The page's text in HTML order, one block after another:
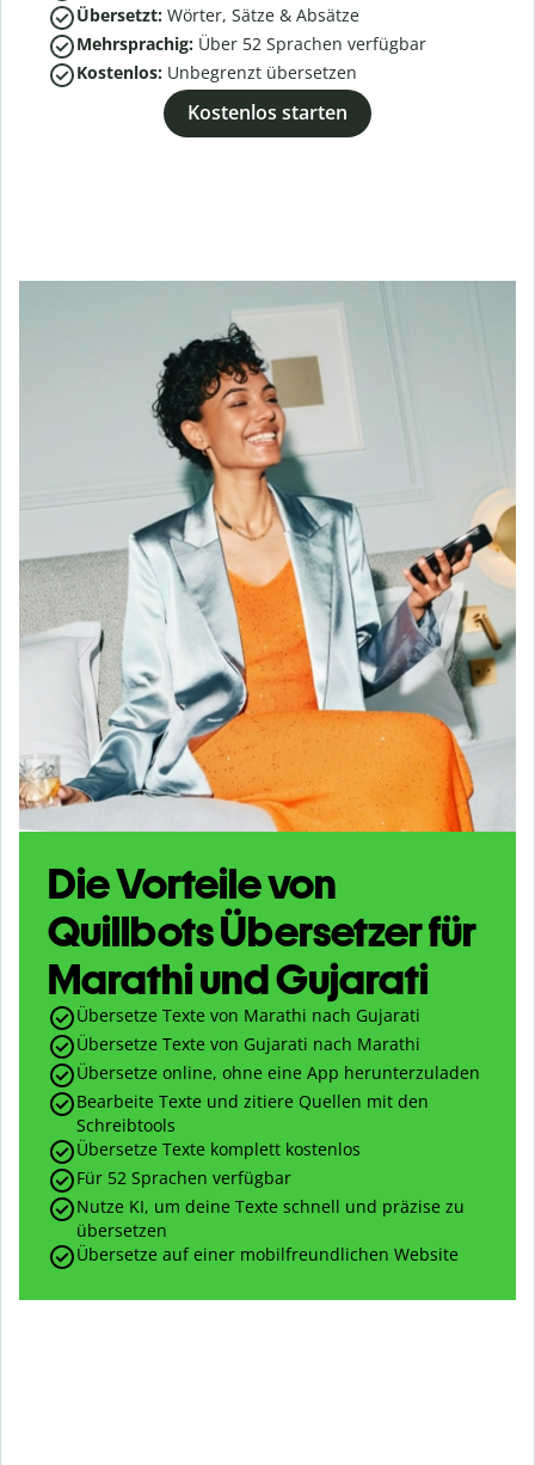
Übersetzt: Wörter, Sätze & Absätze
Mehrsprachig: Über 52 Sprachen verfügbar
Kostenlos: Unbegrenzt übersetzen
Kostenlos starten
Die Vorteile von
Quillbots Übersetzer für
Marathi und Gujarati
Übersetze Texte von Marathi nach Gujarati
Übersetze Texte von Gujarati nach Marathi
Übersetze online, ohne eine App herunterzuladen
Bearbeite Texte und zitiere Quellen mit den
Schreibtools
Übersetze Texte komplett kostenlos
Für 52 Sprachen verfügbar
Nutze KI, um deine Texte schnell und präzise zu
übersetzen
Übersetze auf einer mobilfreundlichen Website